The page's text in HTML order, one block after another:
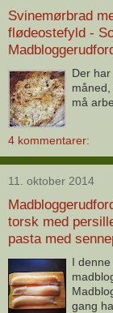
Svinemørbrad
flødeostefyld -
Der
må
4 kommentarer:
11. oktober 2014
torsk med
pasta med
I
gang